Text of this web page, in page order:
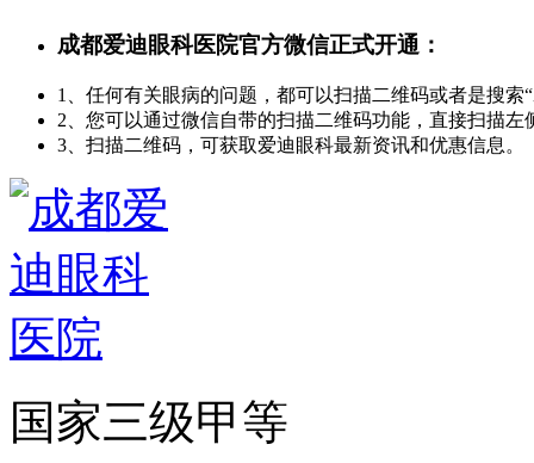
成都爱迪眼科医院官方微信正式开通：
1、任何有关眼病的问题，都可以扫描二维码或者是搜索
2、您可以通过微信自带的扫描二维码功能，直接扫描左
3、扫描二维码，可获取爱迪眼科最新资讯和优惠信息。
国家三级甲等